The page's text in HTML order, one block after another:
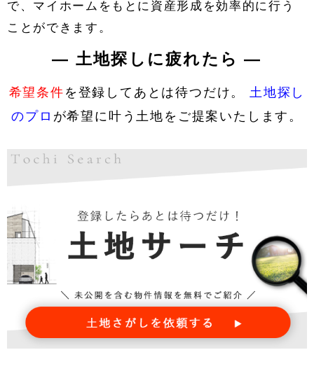
で、マイホームをもとに資産形成を効率的に行う
ことができます。
― 土地探しに疲れたら ―
希望条件 を登録してあとは待つだけ。 土地探し
のプロ が希望に叶う土地をご提案いたします。